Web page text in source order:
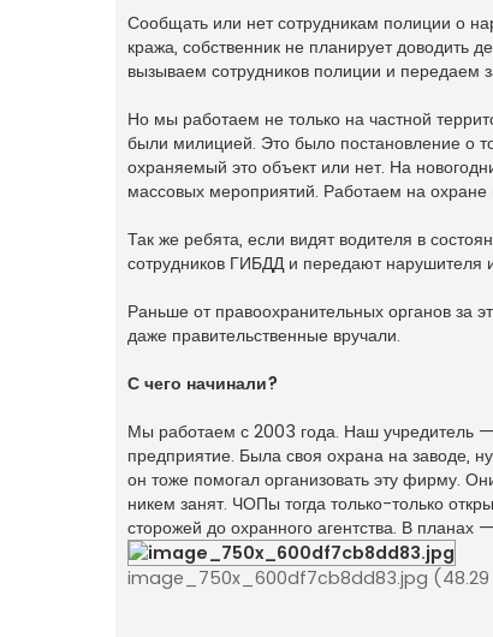
Сообщать или нет сотрудникам полиции о
кража, собственник не планирует доводить
вызываем сотрудников полиции и передаем
Но мы работаем не только на частной
были милицией. Это было постановление о
охраняемый это объект или нет. На
массовых мероприятий. Работаем на
Так же ребята, если видят водителя в
сотрудников ГИБДД и передают нарушителя
Раньше от правоохранительных органов за
даже правительственные вручали.
С чего начинали?
Мы работаем с 2003 года. Наш учредитель
предприятие. Была своя охрана на заводе,
он тоже помогал организовать эту фирму.
никем занят. ЧОПы тогда только-только
сторожей до охранного агентства. В планах
image_750x_600df7cb8dd83.jpg (48.29